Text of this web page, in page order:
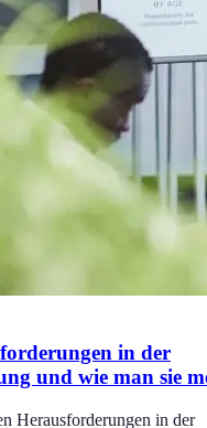
in der
und wie man sie
Herausforderungen in der